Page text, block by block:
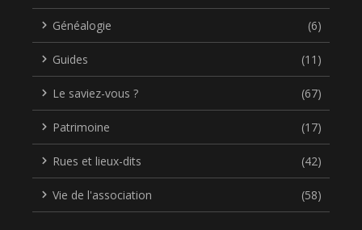
Généalogie (6)
Guides (11)
Le saviez-vous ? (67)
Patrimoine (17)
Rues et lieux-dits (42)
Vie de l'association (58)